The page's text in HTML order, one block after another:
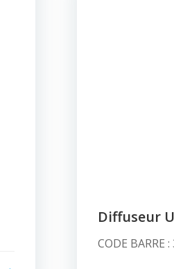
Diffuseur
CODE BARRE